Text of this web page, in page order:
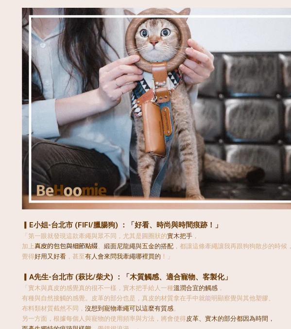
▎E小姐-台北市 (FIFI/臘腸狗) ：「好看、時尚與時間痕跡！」
「第一眼就發現這款牽繩與眾不同，尤其是圓圈狀的實木把手 ，
加上真皮的包包與細節點綴 緞面尼龍繩與五金的搭配 ，都讓這條牽繩讓我再跟狗狗散步的時候，
覺得好用又好看 ，甚至有人會來問我牽繩哪裡買的 ！」
▎A先生-台北市 (萩比/柴犬) ：「木質觸感、適合寵物、客製化」
「實木與真皮的感覺真的很不一樣，實木把手給人一種溫潤合宜的觸感 ，
有種與自然接觸的感覺。皮革的部分也是，真皮的材質拿在手中就能明顯察覺與其他塑膠、
布料類材質截然不同， 沒想到寵物牽繩可以這麼有質感。
另一方面，根據每個人與寵物的使用頻率與方法，將會使得皮革、實木的部分都因為時間，